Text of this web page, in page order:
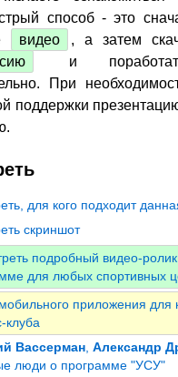
способ - это
видео
, а затем
и
При
поддержки
для кого подходит
скриншот
подробный видео-
для любых спортивных
приложения для
клуба
Вассерман ,Александр
люди о программе "УСУ"